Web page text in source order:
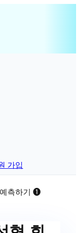
가입
예측하기 ❶